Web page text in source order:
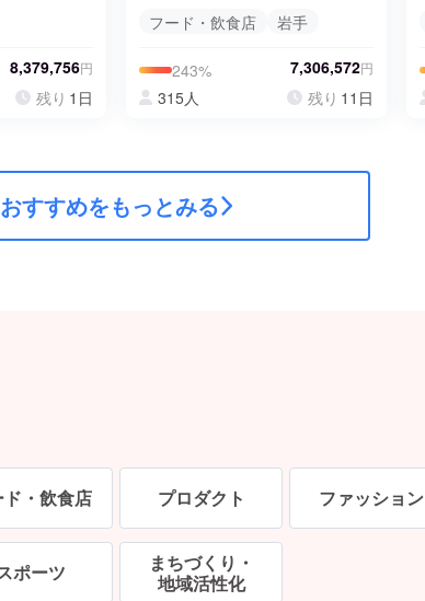
8,379,756円
残り 1日
フード・飲食店
岩手
243% 7,306,572円
315人 残り 11日
おすすめをもっとみる
ド・飲食店 プロダクト ファッション
ポーツ
まちづくり・
地域活性化